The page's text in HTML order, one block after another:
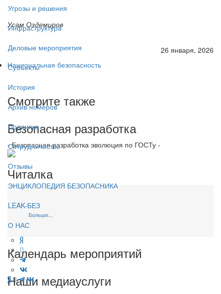
Угрозы и решения
Инфраструктура
Деловые мероприятия
Субъекты
История
Архив номеров
Подписка
Сотрудничество
Отзывы
ЭНЦИКЛОПЕДИЯ БЕЗОПАСНИКА
LEAK-БЕЗ
О НАС
Усам Оздемиров
26 января, 2026
Национальная безопасность
Смотрите также
Безопасная разработка
- Безопасная разработка эволюция по ГОСТу -
Читалка
Больше...
Календарь мероприятий
Наши медиауслуги